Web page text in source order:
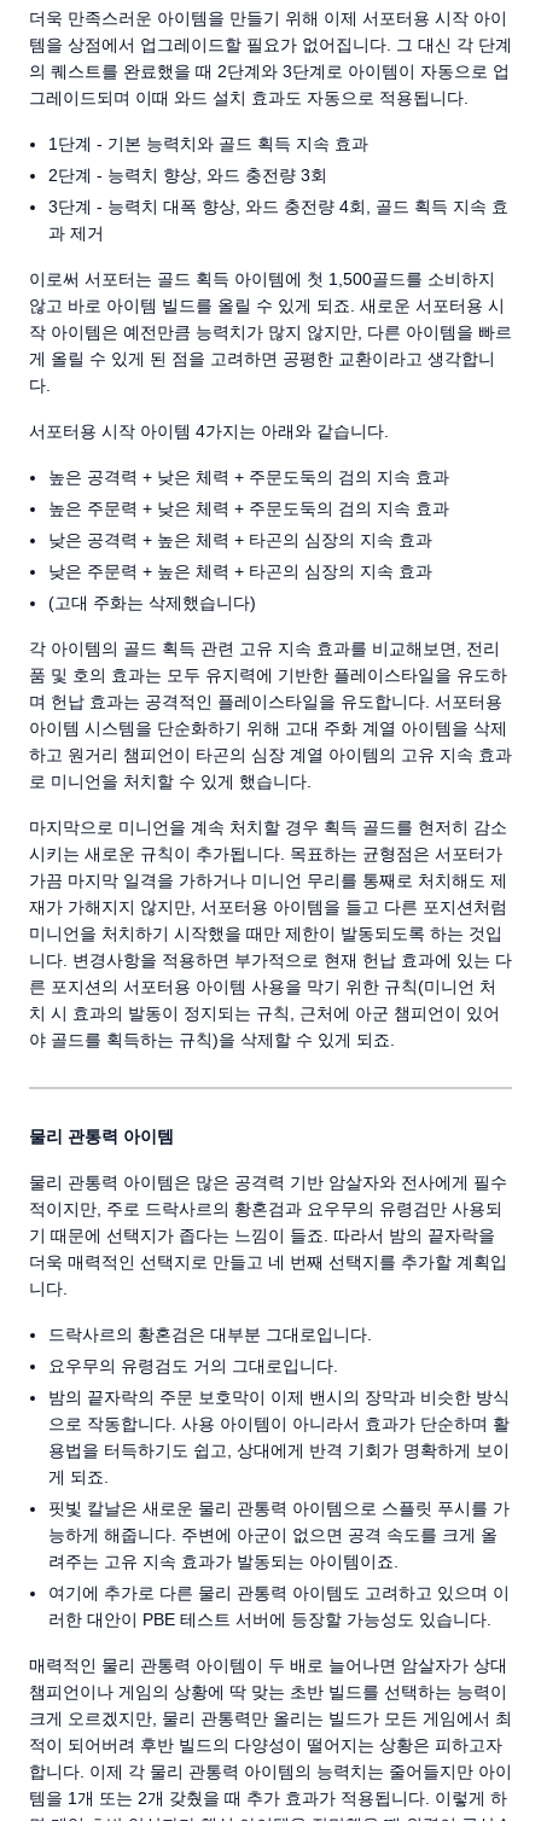
더욱 만족스러운 아이템을 만들기 위해 이제 서포터용 시작 아이
템을 상점에서 업그레이드할 필요가 없어집니다. 그 대신 각 단계
의 퀘스트를 완료했을 때 2단계와 3단계로 아이템이 자동으로 업
그레이드되며 이때 와드 설치 효과도 자동으로 적용됩니다.
1단계 - 기본 능력치와 골드 획득 지속 효과
2단계 - 능력치 향상, 와드 충전량 3회
3단계 - 능력치 대폭 향상, 와드 충전량 4회, 골드 획득 지속 효
과 제거
이로써 서포터는 골드 획득 아이템에 첫 1,500골드를 소비하지
않고 바로 아이템 빌드를 올릴 수 있게 되죠. 새로운 서포터용 시
작 아이템은 예전만큼 능력치가 많지 않지만, 다른 아이템을 빠르
게 올릴 수 있게 된 점을 고려하면 공평한 교환이라고 생각합니
다.
서포터용 시작 아이템 4가지는 아래와 같습니다.
높은 공격력 + 낮은 체력 + 주문도둑의 검의 지속 효과
높은 주문력 + 낮은 체력 + 주문도둑의 검의 지속 효과
낮은 공격력 + 높은 체력 + 타곤의 심장의 지속 효과
낮은 주문력 + 높은 체력 + 타곤의 심장의 지속 효과
(고대 주화는 삭제했습니다)
각 아이템의 골드 획득 관련 고유 지속 효과를 비교해보면, 전리
품 및 호의 효과는 모두 유지력에 기반한 플레이스타일을 유도하
며 헌납 효과는 공격적인 플레이스타일을 유도합니다. 서포터용
아이템 시스템을 단순화하기 위해 고대 주화 계열 아이템을 삭제
하고 원거리 챔피언이 타곤의 심장 계열 아이템의 고유 지속 효과
로 미니언을 처치할 수 있게 했습니다.
마지막으로 미니언을 계속 처치할 경우 획득 골드를 현저히 감소
시키는 새로운 규칙이 추가됩니다. 목표하는 균형점은 서포터가
가끔 마지막 일격을 가하거나 미니언 무리를 통째로 처치해도 제
재가 가해지지 않지만, 서포터용 아이템을 들고 다른 포지션처럼
미니언을 처치하기 시작했을 때만 제한이 발동되도록 하는 것입
니다. 변경사항을 적용하면 부가적으로 현재 헌납 효과에 있는 다
른 포지션의 서포터용 아이템 사용을 막기 위한 규칙(미니언 처
치 시 효과의 발동이 정지되는 규칙, 근처에 아군 챔피언이 있어
야 골드를 획득하는 규칙)을 삭제할 수 있게 되죠.
물리 관통력 아이템
물리 관통력 아이템은 많은 공격력 기반 암살자와 전사에게 필수
적이지만, 주로 드락사르의 황혼검과 요우무의 유령검만 사용되
기 때문에 선택지가 좁다는 느낌이 들죠. 따라서 밤의 끝자락을
더욱 매력적인 선택지로 만들고 네 번째 선택지를 추가할 계획입
니다.
드락사르의 황혼검은 대부분 그대로입니다.
요우무의 유령검도 거의 그대로입니다.
밤의 끝자락의 주문 보호막이 이제 밴시의 장막과 비슷한 방식
으로 작동합니다. 사용 아이템이 아니라서 효과가 단순하며 활
용법을 터득하기도 쉽고, 상대에게 반격 기회가 명확하게 보이
게 되죠.
핏빛 칼날은 새로운 물리 관통력 아이템으로 스플릿 푸시를 가
능하게 해줍니다. 주변에 아군이 없으면 공격 속도를 크게 올
려주는 고유 지속 효과가 발동되는 아이템이죠.
여기에 추가로 다른 물리 관통력 아이템도 고려하고 있으며 이
러한 대안이 PBE 테스트 서버에 등장할 가능성도 있습니다.
매력적인 물리 관통력 아이템이 두 배로 늘어나면 암살자가 상대
챔피언이나 게임의 상황에 딱 맞는 초반 빌드를 선택하는 능력이
크게 오르겠지만, 물리 관통력만 올리는 빌드가 모든 게임에서 최
적이 되어버려 후반 빌드의 다양성이 떨어지는 상황은 피하고자
합니다. 이제 각 물리 관통력 아이템의 능력치는 줄어들지만 아이
템을 1개 또는 2개 갖췄을 때 추가 효과가 적용됩니다. 이렇게 하